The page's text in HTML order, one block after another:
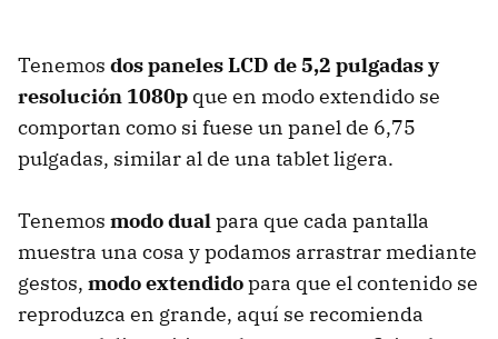
Tenemos dos paneles LCD de 5,2 pulgadas y
resolución 1080p que en modo extendido se
comportan como si fuese un panel de 6,75
pulgadas, similar al de una tablet ligera.
Tenemos modo dual para que cada pantalla
muestra una cosa y podamos arrastrar mediante
gestos, modo extendidopara que el contenido se
reproduzca en grande, aquí se recomienda